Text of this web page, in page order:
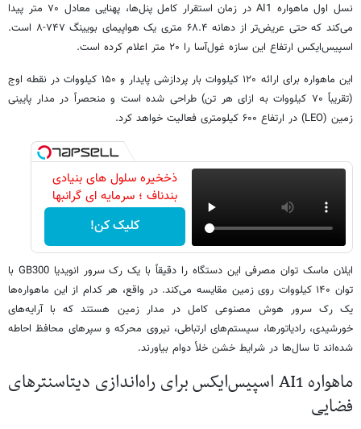
نسل اول ماهواره AI1 در زمان استقرار کامل پنل‌ها، پهنایی معادل ۷۰ متر پیدا
می‌کند که حتی عریض‌تر از دهانه ۶۸.۴ متری یک هواپیمای بویینگ ۷۴۷-۸ است.
اسپیس‌ایکس ارتفاع این سازه غول‌آسا را ۲۰ متر اعلام کرده است.
این ماهواره برای ارائه ۱۲۰ کیلووات بار پردازشی پایدار و ۱۵۰ کیلووات در نقطه اوج
(تقریباً ۷۰ کیلووات به ازای هر تن) طراحی شده است و منحصراً در مدار پایینی
زمین (LEO) در ارتفاع ۶۰۰ کیلومتری فعالیت خواهد کرد.
ذخخیره سلول های بنیادی
بندناف ؛ سرمایه ای گرانبها
کلیک کن!
ایلان ماسک توان مصرفی این دستگاه را دقیقاً با یک رک سرور انویدیا GB300 با
توان ۱۴۰ کیلووات روی زمین مقایسه می‌کند. در واقع، هر کدام از این ماهواره‌ها
یک رک سرور هوش مصنوعی کامل در مدار زمین هستند که با آرایه‌های
خورشیدی، رادیاتورها، سیستم‌های ارتباطی، نیروی محرکه و سپرهای محافظ احاطه
شده‌اند تا سال‌ها در شرایط خشن خلأ دوام بیاورند.
ماهواره AI1 اسپیس‌ایکس برای راه‌اندازی دیتاسنترهای
فضایی